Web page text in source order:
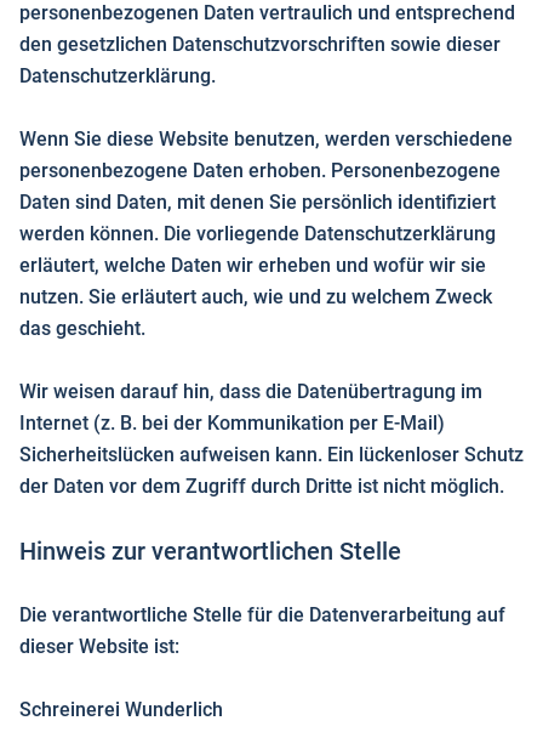
personenbezogenen Daten vertraulich und entsprechend
den gesetzlichen Datenschutzvorschriften sowie dieser
Datenschutzerklärung.
Wenn Sie diese Website benutzen, werden verschiedene
personenbezogene Daten erhoben. Personenbezogene
Daten sind Daten, mit denen Sie persönlich identifiziert
werden können. Die vorliegende Datenschutzerklärung
erläutert, welche Daten wir erheben und wofür wir sie
nutzen. Sie erläutert auch, wie und zu welchem Zweck
das geschieht.
Wir weisen darauf hin, dass die Datenübertragung im
Internet (z. B. bei der Kommunikation per E-Mail)
Sicherheitslücken aufweisen kann. Ein lückenloser Schutz
der Daten vor dem Zugriff durch Dritte ist nicht möglich.
Hinweis zur verantwortlichen Stelle
Die verantwortliche Stelle für die Datenverarbeitung auf
dieser Website ist:
Schreinerei Wunderlich